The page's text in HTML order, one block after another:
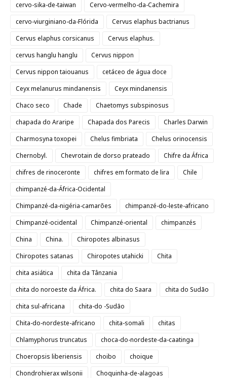
cervo-sika-de-taiwan
Cervo-vermelho-da-Cachemira
cervo-viurginiano-da-Flórida
Cervus elaphus bactrianus
Cervus elaphus corsicanus
Cervus elaphus.
cervus hanglu hanglu
Cervus nippon
Cervus nippon taiouanus
cetáceo de água doce
Ceyx melanurus mindanensis
Ceyx mindanensis
Chaco seco
Chade
Chaetomys subspinosus
chapada do Araripe
Chapada dos Parecis
Charles Darwin
Charmosyna toxopei
Chelus fimbriata
Chelus orinocensis
Chernobyl.
Chevrotain de dorso prateado
Chifre da África
chifres de rinoceronte
chifres em formato de lira
Chile
chimpanzé-da-África-Ocidental
Chimpanzé-da-nigéria-camarões
chimpanzé-do-leste-africano
Chimpanzé-ocidental
Chimpanzé-oriental
chimpanzés
China
China.
Chiropotes albinasus
Chiropotes satanas
Chiropotes utahicki
Chita
chita asiática
chita da Tânzania
chita do noroeste da África.
chita do Saara
chita do Sudão
chita sul-africana
chita-do -Sudão
Chita-do-nordeste-africano
chita-somali
chitas
Chlamyphorus truncatus
choca-do-nordeste-da-caatinga
Choeropsis liberiensis
choibo
choique
Chondrohierax wilsonii
Choquinha-de-alagoas